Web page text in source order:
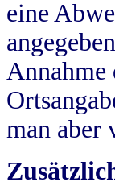
eine
man aber